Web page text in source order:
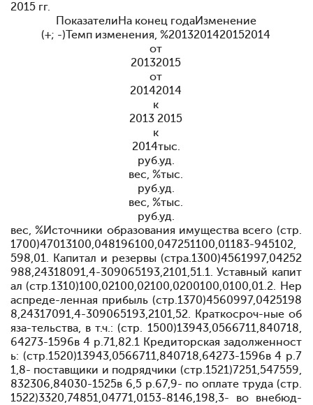
2015 гг.
ПоказателиНа конец годаИзменение
(+; -)Темп изменения, %2013201420152014
от
20132015
от
20142014
к
2013 2015
к
2014тыс.
руб.уд.
вес, %тыс.
руб.уд.
вес, %тыс.
руб.уд.
вес, %Источники образования имущества всего (стр.
1700)47013100,048196100,047251100,01183-945102,
598,01. Капитал и резервы (стра.1300)4561997,04252
988,24318091,4-309065193,2101,51.1. Уставный капит
ал (стр.1310)100,02100,02100,0200100,0100,01.2. Нер
аспреде-ленная прибыль (стр.1370)4560997,0425198
8,24317091,4-309065193,2101,52. Краткосроч-ные об
яза-тельства, в т.ч.: (стр. 1500)13943,0566711,840718,
64273-1596в 4 р.71,82.1 Кредиторская задолженност
ь: (стр.1520)13943,0566711,840718,64273-1596в 4 р.7
1,8- поставщики и подрядчики (стр.1521)7251,547559,
832306,84030-1525в 6,5 р.67,9- по оплате труда (стр.
1522)3320,74851,04771,0153-8146,198,3- во внебюд-